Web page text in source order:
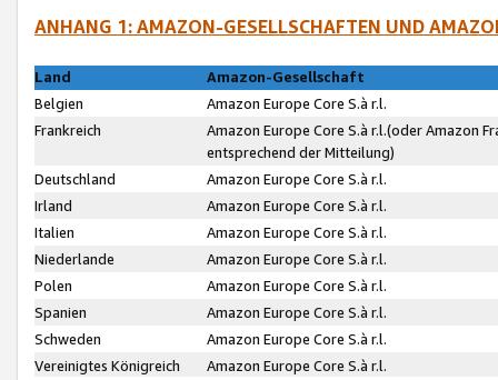
ANHANG 1: AMAZON-GESELLSCHAFTEN UND
Land
Amazon-Gesellschaft
Belgien
Amazon Europe Core S.à r.l.
Frankreich
Amazon Europe Core S.à r.l.(oder Amazon
entsprechend der Mitteilung)
Deutschland
Amazon Europe Core S.à r.l.
Irland
Amazon Europe Core S.à r.l.
Italien
Amazon Europe Core S.à r.l.
Niederlande
Amazon Europe Core S.à r.l.
Polen
Amazon Europe Core S.à r.l.
Spanien
Amazon Europe Core S.à r.l.
Schweden
Amazon Europe Core S.à r.l.
Vereinigtes Königreich
Amazon Europe Core S.à r.l.